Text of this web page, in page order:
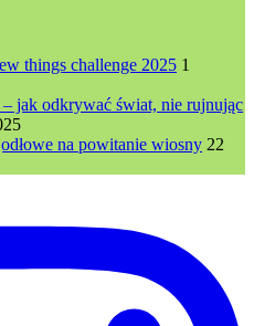
things challenge 2025 1
jak odkrywać świat, nie rujnując
na powitanie wiosny 22